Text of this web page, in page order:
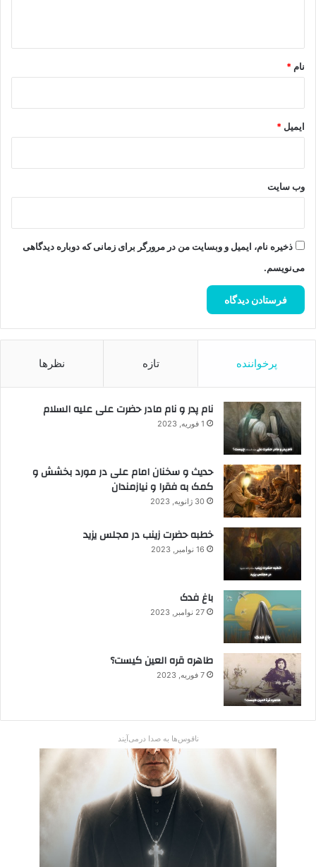
نام *
ایمیل *
وب‌ سایت
ذخیره نام، ایمیل و وبسایت من در مرورگر برای زمانی که دوباره دیدگاهی
می‌نویسم.
پرخواننده تازه نظرها
نام پدر و نام مادر حضرت علی علیه السلام
1 فوریه, 2023
حدیث و سخنان امام علی در مورد بخشش و
کمک به فقرا و نیازمندان
30 ژانویه, 2023
خطبه حضرت زینب در مجلس یزید
16 نوامبر, 2023
باغ فدک
27 نوامبر, 2023
طاهره قره العین کیست؟
7 فوریه, 2023
ناقوس‌ها به صدا در‌می‌آیند